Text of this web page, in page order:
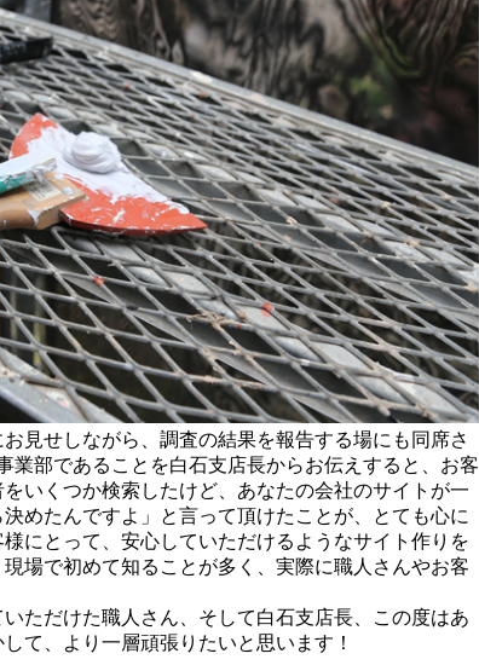
見せしながら、調査の結果を報告する場にも同席さ
業部であることを白石支店長からお伝えすると、お客
いくつか検索したけど、あなたの会社のサイトが一
めたんですよ」と言って頂けたことが、とても心に
にとって、安心していただけるようなサイト作りを
場で初めて知ることが多く、実際に職人さんやお客
ただけた職人さん、そして白石支店長、この度はあ
て、より一層頑張りたいと思います！